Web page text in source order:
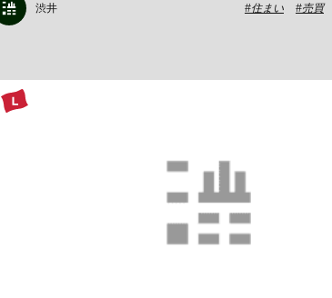
渋井 住まい 売買